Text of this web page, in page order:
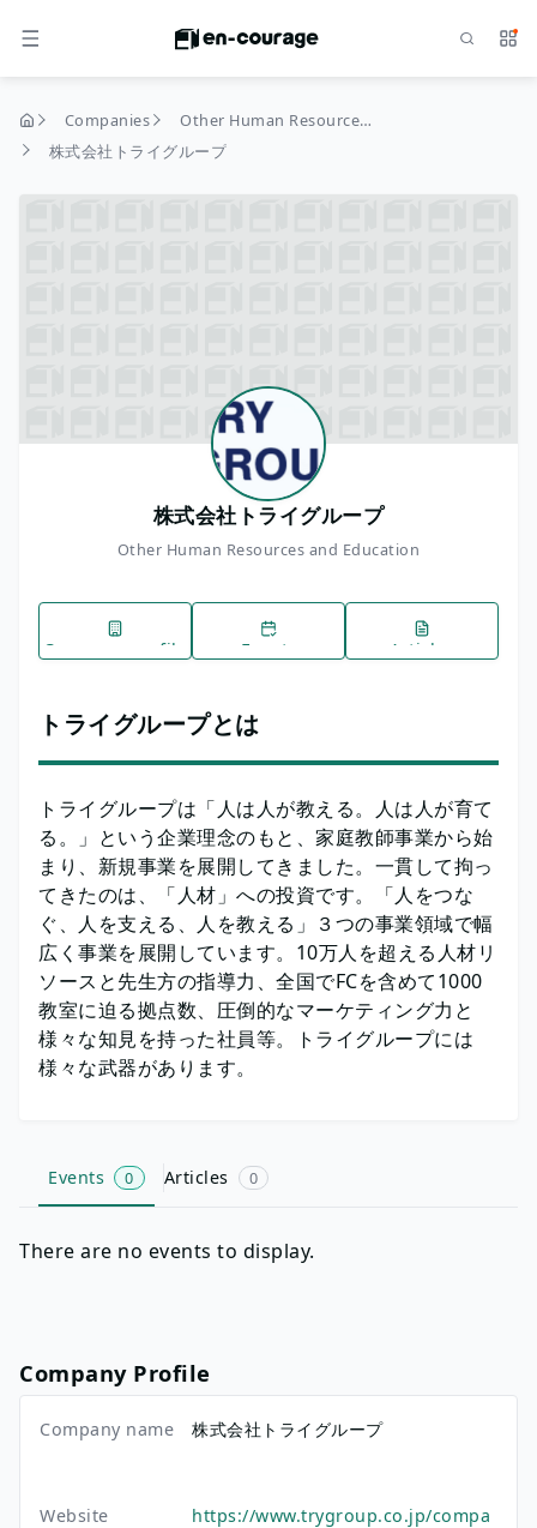
MENU Search
home Companies
Other Human Resources and Education
株式会社トライグループ
株式会社トライグループ
Other Human Resources and Education
Company profile Events Articles
トライグループとは
トライグループは「人は人が教える。人は人が育て
る。」という企業理念のもと、家庭教師事業から始
まり、新規事業を展開してきました。一貫して拘っ
てきたのは、「人材」への投資です。「人をつな
ぐ、人を支える、人を教える」３つの事業領域で幅
広く事業を展開しています。10万人を超える人材リ
ソースと先生方の指導力、全国でFCを含めて1000
教室に迫る拠点数、圧倒的なマーケティング力と
様々な知見を持った社員等。トライグループには
様々な武器があります。
Events 0 Articles 0
There are no events to display.
Company Profile
Company name 株式会社トライグループ
Website
https://www.trygroup.co.jp/compa